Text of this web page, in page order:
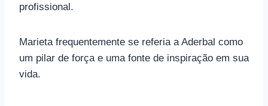
profissional.
Marieta frequentemente se referia a Aderbal como
um pilar de força e uma fonte de inspiração em sua
vida.